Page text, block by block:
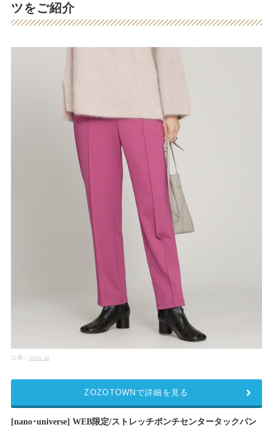
ツをご紹介
出典： zozo.jp
[nano･universe] WEB限定/ストレッチポンチセンタータックパン
ZOZOTOWNで詳細を見る